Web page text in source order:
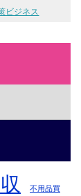
不用品買